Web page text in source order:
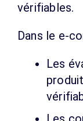
vérifiables.
Dans le e-
Les